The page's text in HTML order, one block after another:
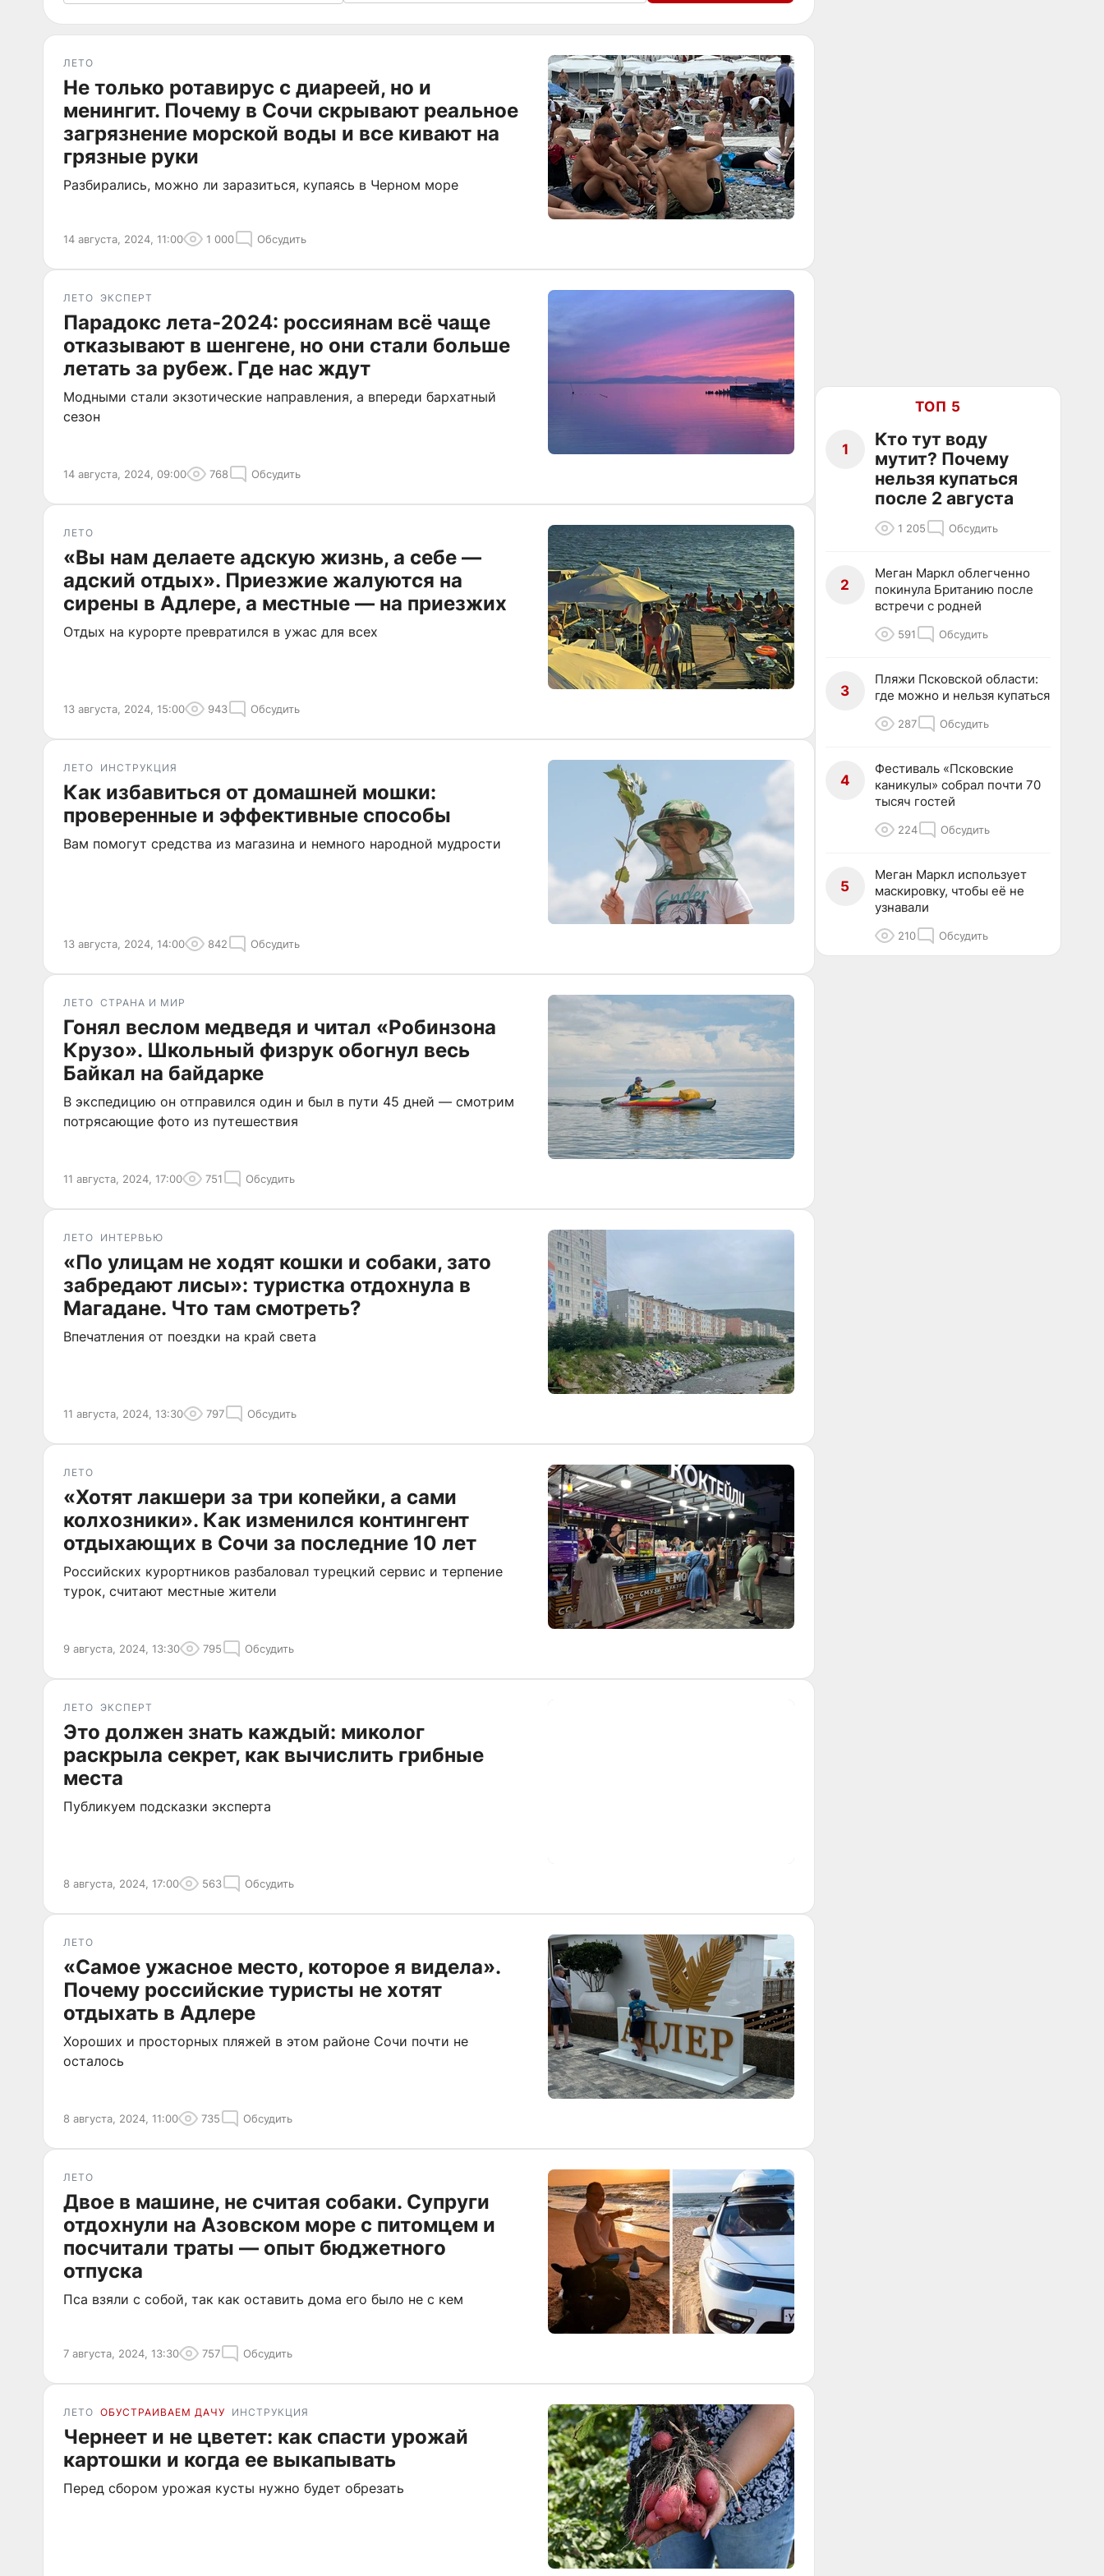
ЛЕТО
Не только ротавирус с диареей, но и
менингит. Почему в Сочи скрывают реальное
загрязнение морской воды и все кивают на
грязные руки
Разбирались, можно ли заразиться, купаясь в Черном море
14 августа, 2024, 11:00 1 000 Обсудить
ЛЕТО ЭКСПЕРТ
Парадокс лета-2024: россиянам всё чаще
отказывают в шенгене, но они стали больше
летать за рубеж. Где нас ждут
Модными стали экзотические направления, а впереди бархатный
сезон
14 августа, 2024, 09:00 768 Обсудить
ЛЕТО
«Вы нам делаете адскую жизнь, а себе —
адский отдых». Приезжие жалуются на
сирены в Адлере, а местные — на приезжих
Отдых на курорте превратился в ужас для всех
13 августа, 2024, 15:00 943 Обсудить
ЛЕТО ИНСТРУКЦИЯ
Как избавиться от домашней мошки:
проверенные и эффективные способы
Вам помогут средства из магазина и немного народной мудрости
13 августа, 2024, 14:00 842 Обсудить
ЛЕТО СТРАНА И МИР
Гонял веслом медведя и читал «Робинзона
Крузо». Школьный физрук обогнул весь
Байкал на байдарке
В экспедицию он отправился один и был в пути 45 дней — смотрим
потрясающие фото из путешествия
11 августа, 2024, 17:00 751 Обсудить
ЛЕТО ИНТЕРВЬЮ
«По улицам не ходят кошки и собаки, зато
забредают лисы»: туристка отдохнула в
Магадане. Что там смотреть?
Впечатления от поездки на край света
11 августа, 2024, 13:30 797 Обсудить
ЛЕТО
«Хотят лакшери за три копейки, а сами
колхозники». Как изменился контингент
отдыхающих в Сочи за последние 10 лет
Российских курортников разбаловал турецкий сервис и терпение
турок, считают местные жители
9 августа, 2024, 13:30 795 Обсудить
ЛЕТО ЭКСПЕРТ
Это должен знать каждый: миколог
раскрыла секрет, как вычислить грибные
места
Публикуем подсказки эксперта
8 августа, 2024, 17:00 563 Обсудить
ЛЕТО
«Самое ужасное место, которое я видела».
Почему российские туристы не хотят
отдыхать в Адлере
Хороших и просторных пляжей в этом районе Сочи почти не
осталось
8 августа, 2024, 11:00 735 Обсудить
ЛЕТО
Двое в машине, не считая собаки. Супруги
отдохнули на Азовском море с питомцем и
посчитали траты — опыт бюджетного
отпуска
Пса взяли с собой, так как оставить дома его было не с кем
7 августа, 2024, 13:30 757 Обсудить
ЛЕТО ОБУСТРАИВАЕМ ДАЧУ ИНСТРУКЦИЯ
Чернеет и не цветет: как спасти урожай
картошки и когда ее выкапывать
Перед сбором урожая кусты нужно будет обрезать
ТОП 5
1
Кто тут воду
мутит? Почему
нельзя купаться
после 2 августа
1 205 Обсудить
2
Меган Маркл облегченно
покинула Британию после
встречи с родней
591 Обсудить
3
Пляжи Псковской области:
где можно и нельзя купаться
287 Обсудить
4
Фестиваль «Псковские
каникулы» собрал почти 70
тысяч гостей
224 Обсудить
5
Меган Маркл использует
маскировку, чтобы её не
узнавали
210 Обсудить